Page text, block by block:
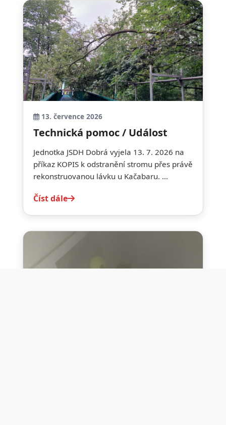
13. července 2026
Technická pomoc / Událost
Jednotka JSDH Dobrá vyjela 13. 7. 2026 na
příkaz KOPIS k odstranění stromu přes právě
rekonstruovanou lávku u Kačabaru. ...
Číst dále